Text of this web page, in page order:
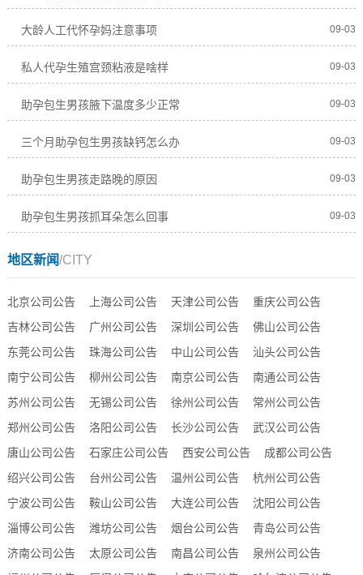
大龄人工代怀孕妈注意事项 09-03
私人代孕生殖宫颈粘液是啥样 09-03
助孕包生男孩腋下温度多少正常 09-03
三个月助孕包生男孩缺钙怎么办 09-03
助孕包生男孩走路晚的原因 09-03
助孕包生男孩抓耳朵怎么回事 09-03
地区新闻/CITY
北京公司公告 上海公司公告 天津公司公告
重庆公司公告
吉林公司公告
广州公司公告 深圳公司公告
佛山公司公告
东莞公司公告
珠海公司公告 中山公司公告
汕头公司公告
南宁公司公告
柳州公司公告 南京公司公告
南通公司公告
苏州公司公告
无锡公司公告 徐州公司公告
常州公司公告
郑州公司公告
洛阳公司公告 长沙公司公告
武汉公司公告
唐山公司公告
石家庄公司公告 西安公司公告
成都公司公告
绍兴公司公告
台州公司公告 温州公司公告
杭州公司公告
宁波公司公告
鞍山公司公告 大连公司公告
沈阳公司公告
淄博公司公告
潍坊公司公告 烟台公司公告
青岛公司公告
济南公司公告
太原公司公告 南昌公司公告
泉州公司公告